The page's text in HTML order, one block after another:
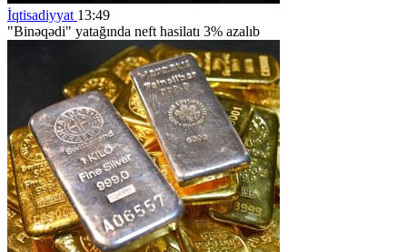
İqtisadiyyat 13:49
"Binəqədi" yatağında neft hasilatı 3% azalıb